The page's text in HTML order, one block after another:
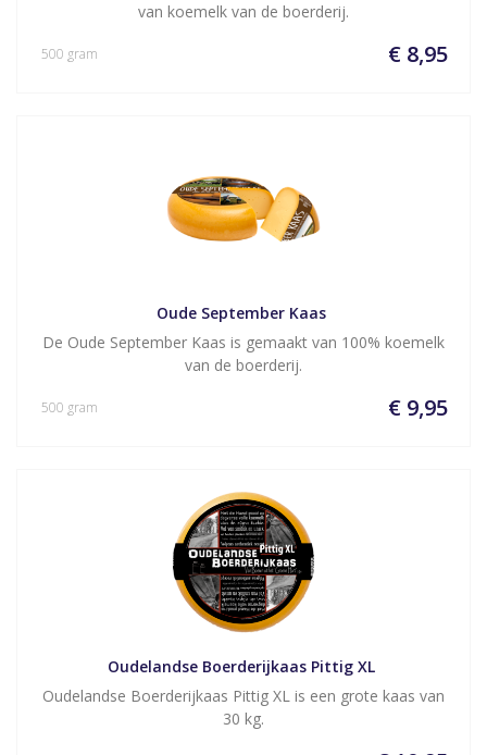
van koemelk van de boerderij.
€ 8,95
500 gram
Oude September Kaas
De Oude September Kaas is gemaakt van 100% koemelk
van de boerderij.
€ 9,95
500 gram
Oudelandse Boerderijkaas Pittig XL
Oudelandse Boerderijkaas Pittig XL is een grote kaas van
30 kg.